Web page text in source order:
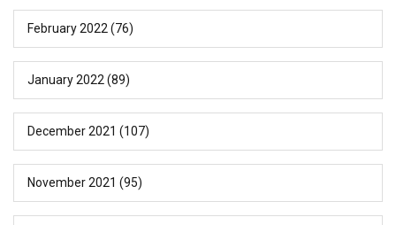
February 2022 (76)
January 2022 (89)
December 2021 (107)
November 2021 (95)